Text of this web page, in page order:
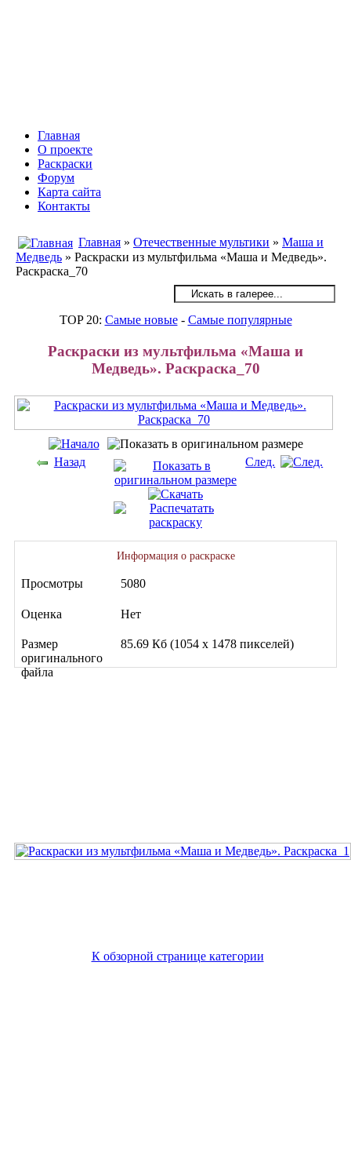
Главная
О проекте
Раскраски
Форум
Карта сайта
Контакты
Главная » Отечественные мультики » Маша и
Медведь » Раскраски из мультфильма «Маша и Медведь».
Раскраска_70
TOP 20: Самые новые- Самые популярные
Раскраски из мультфильма «Маша и
Медведь». Раскраска_70
Назад След.
Информация о раскраске
Просмотры 5080
Оценка Нет
Размер
оригинального
файла
85.69 Кб (1054 x 1478 пикселей)
К обзорной странице категории